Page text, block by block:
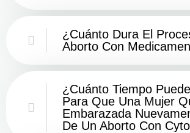
¿Cuánto Dura El
Aborto Con
¿Cuánto Tiempo
Para Que Una Mujer
Embarazada
De Un Aborto Con